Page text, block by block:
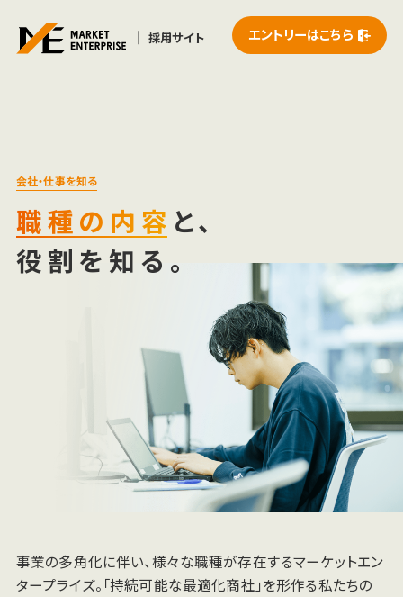
採用サイト エントリーはこちら
会社・仕事を知る
職種の内容 と、
役割を知る。
事業の多角化に伴い、様々な職種が存在するマーケットエン
タープライズ。 「持続可能な最適化商社」を形作る私たちの